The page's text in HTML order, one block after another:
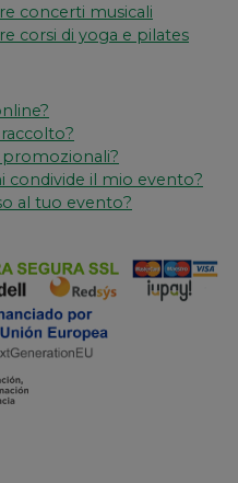
concerti musicali
corsi di yoga e pilates
condivide il mio evento?
al tuo evento?